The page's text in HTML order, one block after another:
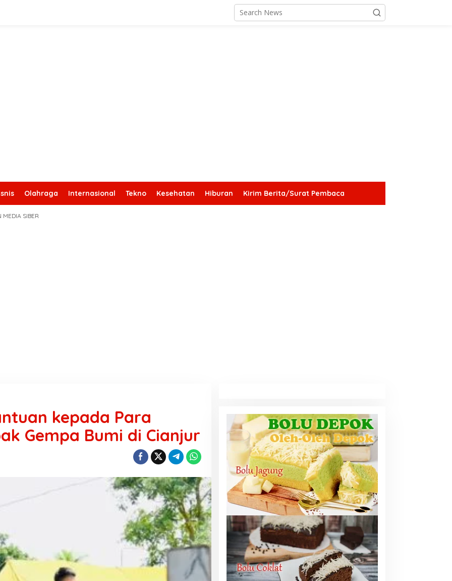
Olahraga Internasional Tekno Kesehatan Hiburan Kirim Berita/Surat Pembaca
MEDIA SIBER
kepada Para
Gempa Bumi di Cianjur